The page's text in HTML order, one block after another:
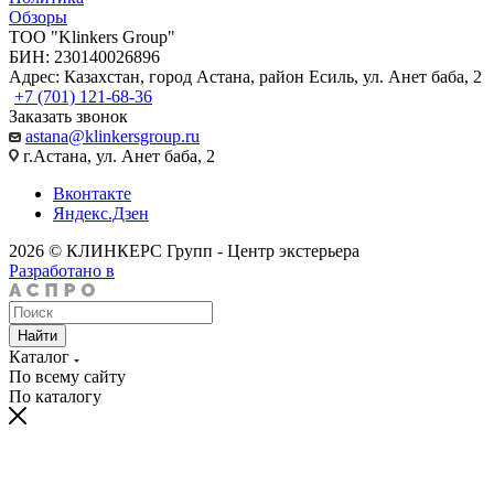
Обзоры
TOO "Klinkers Group"
БИН: 230140026896
Адрес: Казахстан, город Астана, район Есиль, ул. Анет баба, 2
+7 (701) 121-68-36
Заказать звонок
astana@klinkersgroup.ru
г.Астана, ул. Анет баба, 2
Вконтакте
Яндекс.Дзен
2026 © КЛИНКЕРС Групп - Центр экстерьера
Разработано в
Найти
Каталог
По всему сайту
По каталогу